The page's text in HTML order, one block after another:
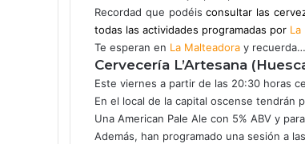
e
c
t
r
ó
n
Recordad que podéisconsultar las
todas las actividades programadas por La
Te esperan en La Malteadora y recuerda…
Cervecería L’Artesana
Este viernes a partir de las 20:30 horas
En el local de la capital oscense tendrán
Una American Pale Ale con 5% ABV y
Además, han programado una sesión a